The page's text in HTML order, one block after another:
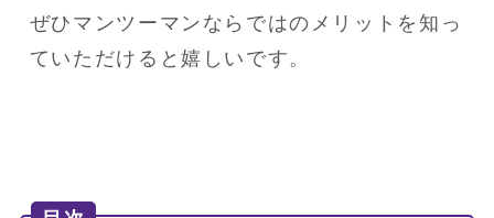
ぜひマンツーマンならではのメリットを知っ
ていただけると嬉しいです。